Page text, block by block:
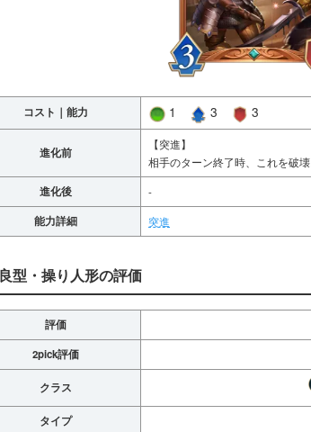
コスト｜能力 1 3 3
進化前
【突進】
相手のターン終了時、これを破壊
進化後 -
能力詳細 突進
型・操り人形の評価
評価
2pick評価
クラス
タイプ